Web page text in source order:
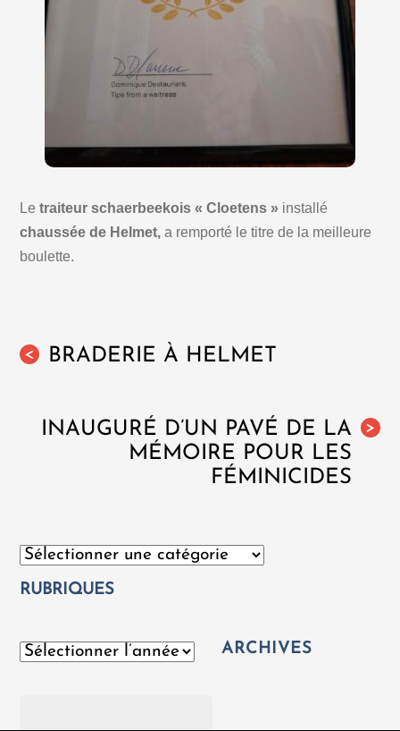
Le traiteur schaerbeekois « Cloetens » installé
chaussée de Helmet, a remporté le titre de la meilleure
boulette.
< BRADERIE À HELMET
>
INAUGURÉ D’UN PAVÉ DE LA
MÉMOIRE POUR LES
FÉMINICIDES
Catégories
RUBRIQUES
Archives ARCHIVES